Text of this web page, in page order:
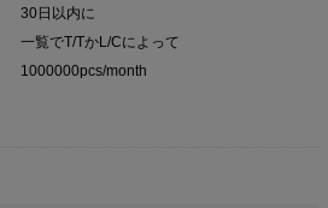
30日以内に
一覧でT/TかL/Cによって
1000000pcs/month